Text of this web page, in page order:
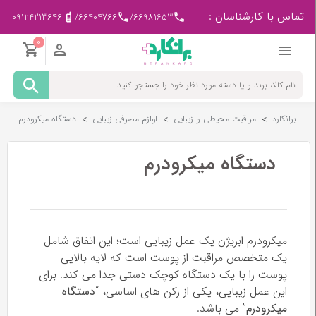
تماس با کارشناسان : 66981653
/
66404766
/
09124213646
0
مادر
کودک
پزشکی
در
لوازم
مصرفی
پزشکی
برانکارد > مراقبت محیطی و زیبایی > لوازم مصرفی زیبایی > دستگاه میکرودرم
دستگاه میکرودرم
میکرودرم ابریژن یک عمل زیبایی است؛ این اتفاق شامل
یک متخصص مراقبت از پوست است که لایه بالایی
پوست را با یک دستگاه کوچک دستی جدا می کند. برای
این عمل زیبایی، یکی از رکن های اساسی، “دستگاه
میکرودرم” می باشد.